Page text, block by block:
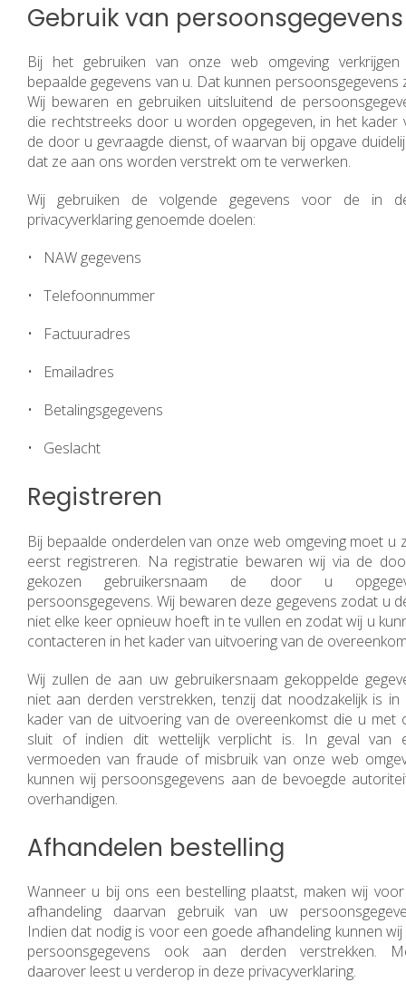
Gebruik van persoonsgegevens
Bij het gebruiken van onze web omgeving
bepaalde gegevens van u. Dat kunnen persoonsgegevens
Wij bewaren en gebruiken uitsluitend de
die rechtstreeks door u worden opgegeven, in het kader
de door u gevraagde dienst, of waarvan bij opgave
dat ze aan ons worden verstrekt om te verwerken.
Wij gebruiken de volgende gegevens voor de in
privacyverklaring genoemde doelen:
• NAW gegevens
• Telefoonnummer
• Factuuradres
• Emailadres
• Betalingsgegevens
• Geslacht
Registreren
Bij bepaalde onderdelen van onze web omgeving moet u
eerst registreren. Na registratie bewaren wij via de
gekozen gebruikersnaam de door u
persoonsgegevens. Wij bewaren deze gegevens zodat u
niet elke keer opnieuw hoeft in te vullen en zodat wij u
contacteren in het kader van uitvoering van de
Wij zullen de aan uw gebruikersnaam gekoppelde
niet aan derden verstrekken, tenzij dat noodzakelijk is in
kader van de uitvoering van de overeenkomst die u met
sluit of indien dit wettelijk verplicht is. In geval van
vermoeden van fraude of misbruik van onze web
kunnen wij persoonsgegevens aan de bevoegde
overhandigen.
Afhandelen bestelling
Wanneer u bij ons een bestelling plaatst, maken wij
afhandeling daarvan gebruik van uw
Indien dat nodig is voor een goede afhandeling kunnen
persoonsgegevens ook aan derden verstrekken.
daarover leest u verderop in deze privacyverklaring.